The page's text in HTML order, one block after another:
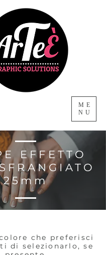
ME
NU
EFFETTO
25mm
che preferisci
di selezionarlo, se